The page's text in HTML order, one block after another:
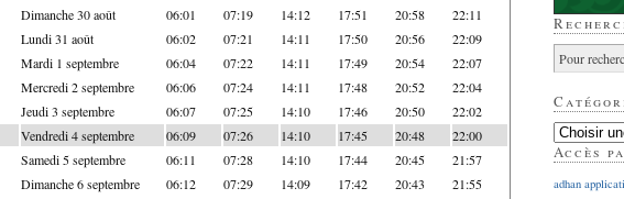
Dimanche 30 août 06:01 07:19 14:12 17:51 20:58 22:11
Lundi 31 août 06:02 07:21 14:11 17:50 20:56 22:09
Mardi 1 septembre 06:04 07:22 14:11 17:49 20:54 22:07
Mercredi 2 septembre 06:06 07:24 14:11 17:48 20:52 22:04
Jeudi 3 septembre 06:07 07:25 14:10 17:46 20:50 22:02
Vendredi 4 septembre 06:09 07:26 14:10 17:45 20:48 22:00
Samedi 5 septembre 06:11 07:28 14:10 17:44 20:45 21:57
Dimanche 6 septembre 06:12 07:29 14:09 17:42 20:43 21:55
Accès
adhan